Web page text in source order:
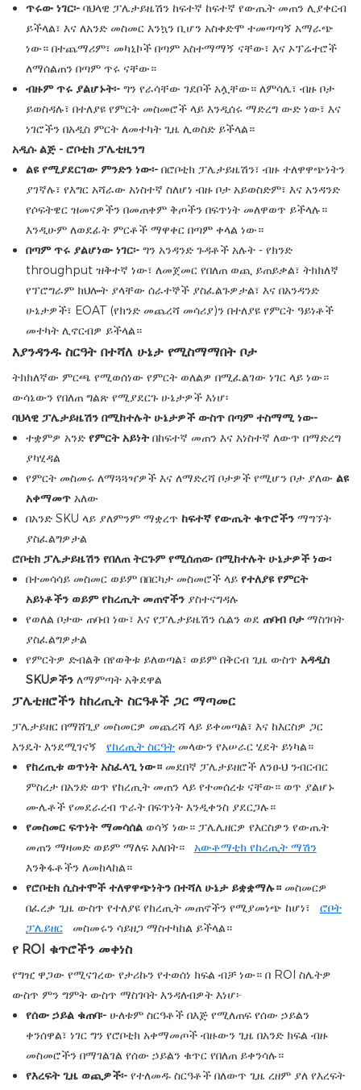
ጥሩው ነገር፡- ባህላዊ ፓሌታይዜሽን ከፍተኛ ከፍተኛ የውጤት መጠን ሊያቀርብ
ይችላል፣ እና ለአንድ መስመር እንኳን ቢሆን አስቀድሞ ተመጣጣኝ አማራጭ
ነው። በተጨማሪም፣ መካኒኮች በጣም አስተማማኝ ናቸው፣ እና ኦፕሬተሮች
ለማሰልጠን በጣም ጥሩ ናቸው።
ብዙም ጥሩ ያልሆኑት፡- ግን የራሳቸው ገደቦች አሏቸው። ለምሳሌ፣ ብዙ ቦታ
ይወስዳሉ፣ በተለያዩ የምርት መስመሮች ላይ እንዲሰሩ ማድረግ ውድ ነው፣ እና
ነገሮችን በአዲስ ምርት ለመተካት ጊዜ ሊወስድ ይችላል።
አዲሱ ልጅ - ሮቦቲክ ፓሌቲዚንግ
ልዩ የሚያደርገው ምንድን ነው፡- በሮቦቲክ ፓሌታይዜሽን፣ ብዙ ተለዋዋጭነትን
ያገኛሉ፣ የእግር አሻራው አነስተኛ ስለሆነ ብዙ ቦታ አይወስድም፣ እና አንዳንድ
የሶፍትዌር ዝመናዎችን በመጠቀም ቅጦችን በፍጥነት መለዋወጥ ይችላሉ።
እንዲሁም ለወደፊት ምርቶች ማዋቀር በጣም ቀላል ነው።
በጣም ጥሩ ያልሆነው ነገር፡- ግን አንዳንድ ጉዳቶች አሉት - የክንድ
throughput ዝቅተኛ ነው፣ ለመጀመር የበለጠ ወጪ ይጠይቃል፣ ትክክለኛ
የፕሮግራም ክህሎት ያላቸው ሰራተኞች ያስፈልጉዎታል፣ እና በአንዳንድ
ሁኔታዎች፣ EOAT (የክንድ መጨረሻ መሳሪያ)ን በተለያዩ የምርት ዓይነቶች
መተካት ሊኖርብዎ ይችላል።
እያንዳንዱ ስርዓት በተሻለ ሁኔታ የሚስማማበት ቦታ
ትክክለኛው ምርጫ የሚወሰነው የምርት ወለልዎ በሚፈልገው ነገር ላይ ነው።
ውሳኔውን የበለጠ ግልጽ የሚያደርጉ ሁኔታዎች እነሆ፡
ባህላዊ ፓሌታይዜሽን በሚከተሉት ሁኔታዎች ውስጥ በጣም ተስማሚ ነው-
ተቋምዎ አንድ የምርት አይነት በከፍተኛ መጠን እና አነስተኛ ለውጥ በማድረግ
ያካሂዳል
የምርት መስመሩ ለማጓጓዣዎች እና ለማድረሻ ቦታዎች የሚሆን ቦታ ያለው ልዩ
አቀማመጥአለው
በአንድ SKU ላይ ያለምንም ማቋረጥ ከፍተኛ የውጤት ቁጥሮችን ማግኘት
ያስፈልግዎታል
ሮቦቲክ ፓሌታይዜሽን የበለጠ ትርጉም የሚሰጠው በሚከተሉት ሁኔታዎች ነው፡
በተመሳሳይ መስመር ወይም በበርካታ መስመሮች ላይ የተለያዩ የምርት
አይነቶችን ወይም የከረጢት መጠኖችን ያስተናግዳሉ
የወለል ቦታው ጠባብ ነው፣ እና የፓሌታይዜሽን ሴልን ወደ ጠባብ ቦታ ማስገባት
ያስፈልግዎታል
የምርትዎ ድብልቅ በየወቅቱ ይለወጣል፣ ወይም በቅርብ ጊዜ ውስጥ አዳዲስ
SKUዎችን ለማምጣት አቅደዋል
ፓሌቲዘሮችን ከከረጢት ስርዓቶች ጋር ማጣመር
ፓሌታይዘር በማሸጊያ መስመርዎ መጨረሻ ላይ ይቀመጣል፣ እና ከእርስዎ ጋር
እንዴት እንደሚገናኝ
የከረጢት ስርዓት መላውን የአሠራር ሂደት ይነካል።
የከረጢቱ ወጥነት አስፈላጊ ነው። መደበኛ ፓሌታይዘሮች ለንፁህ ንብርብር
ምስረታ በአንድ ወጥ የከረጢት መጠን ላይ የተመሰረቱ ናቸው። ወጥ ያልሆኑ
ሙሌቶች የመደራረብ ጥራት በፍጥነት እንዲቀንስ ያደርጋሉ።
የመስመር ፍጥነት ማመሳሰል ወሳኝ ነው። ፓሌሌዘርዎ የእርስዎን የውጤት
መጠን ማዛመድ ወይም ማለፍ አለበት።
አውቶማቲክ የከረጢት ማሽን
እንቅፋቶችን ለመከላከል።
የሮቦቲክ ሲስተሞች ተለዋዋጭነትን በተሻለ ሁኔታ ይቋቋማሉ። መስመርዎ
በፈረቃ ጊዜ ውስጥ የተለያዩ የከረጢት መጠኖችን የሚያመነጭ ከሆነ፣
ሮቦት
ፓሌይዘር
መስመሩን ሳይዘጋ ማስተካከል ይችላል።
የ ROI ቁጥሮችን መቀነስ
የግዢ ዋጋው የሚናገረው የታሪኩን የተወሰነ ክፍል ብቻ ነው። በ ROI ስሌትዎ
ውስጥ ምን ግምት ውስጥ ማስገባት እንዳለብዎት እነሆ፦
የሰው ኃይል ቁጠባ፡- ሁለቱም ስርዓቶች በእጅ የሚለጠፍ የሰው ኃይልን
ቀንሰዋል፣ ነገር ግን የሮቦቲክ አቀማመጦች ብዙውን ጊዜ በአንድ ክፍል ብዙ
መስመሮችን በማገልገል የሰው ኃይልን ቁጥር የበለጠ ይቀንሳሉ።
የእረፍት ጊዜ ወጪዎች፡- የተለመዱ ስርዓቶች በለውጥ ጊዜ ረዘም ያለ የእረፍት